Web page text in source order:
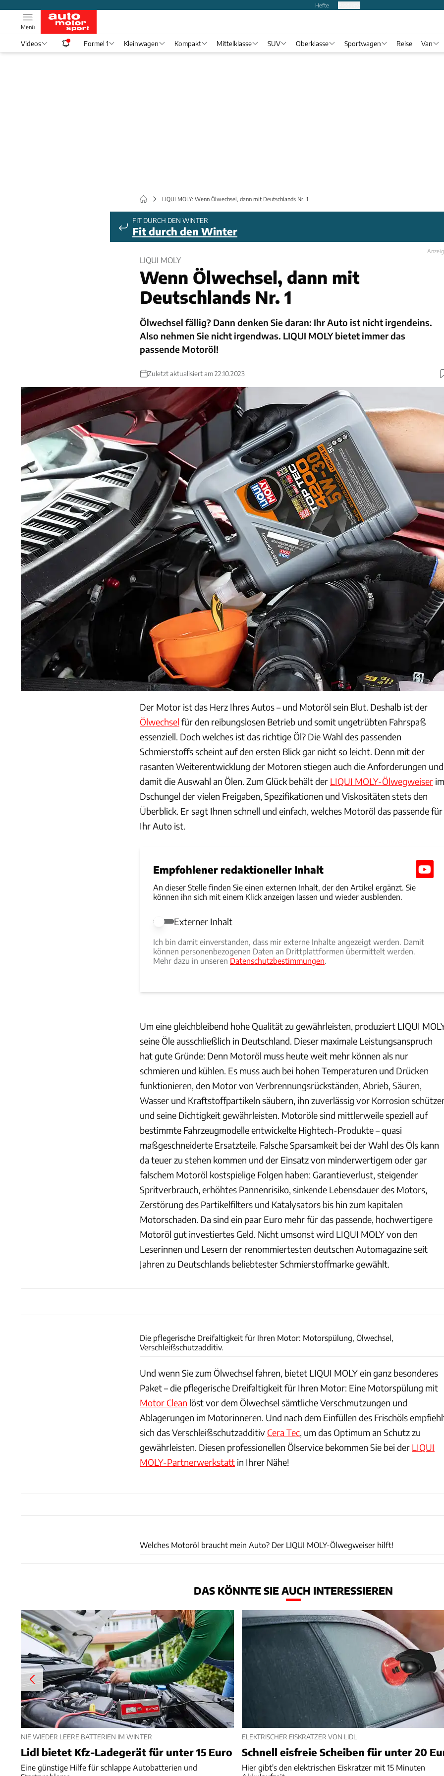
Hefte
Menü
Videos Formel 1 Kleinwagen Kompakt Mittelklasse SUV Oberklasse Sportwagen Reise Van
LIQUI MOLY: Wenn Ölwechsel, dann mit Deutschlands Nr. 1
FIT DURCH DEN WINTER
Fit durch den Winter
LIQUI MOLY
Wenn Ölwechsel, dann mit
Deutschlands Nr. 1
Ölwechsel fällig? Dann denken Sie daran: Ihr Auto ist nicht irgendeins.
Also nehmen Sie nicht irgendwas. LIQUI MOLY bietet immer das
passende Motoröl!
Zuletzt aktualisiert am 22.10.2023
Der Motor ist das Herz Ihres Autos – und Motoröl sein Blut. Deshalb ist der
Ölwechsel für den reibungslosen Betrieb und somit ungetrübten Fahrspaß
essenziell. Doch welches ist das richtige Öl? Die Wahl des passenden
Schmierstoffs scheint auf den ersten Blick gar nicht so leicht. Denn mit der
rasanten Weiterentwicklung der Motoren stiegen auch die Anforderungen und
damit die Auswahl an Ölen. Zum Glück behält der LIQUI MOLY-Ölwegweiser im
Dschungel der vielen Freigaben, Spezifikationen und Viskositäten stets den
Überblick. Er sagt Ihnen schnell und einfach, welches Motoröl das passende für
Ihr Auto ist.
Empfohlener redaktioneller Inhalt
An dieser Stelle finden Sie einen externen Inhalt, der den Artikel ergänzt. Sie
können ihn sich mit einem Klick anzeigen lassen und wieder ausblenden.
Externer Inhalt erlauben
Externer Inhalt
Ich bin damit einverstanden, dass mir externe Inhalte angezeigt werden. Damit
können personenbezogenen Daten an Drittplattformen übermittelt werden.
Mehr dazu in unseren Datenschutzbestimmungen.
Um eine gleichbleibend hohe Qualität zu gewährleisten, produziert LIQUI
seine Öle ausschließlich in Deutschland. Dieser maximale Leistungsanspruch
hat gute Gründe: Denn Motoröl muss heute weit mehr können als nur
schmieren und kühlen. Es muss auch bei hohen Temperaturen und Drücken
funktionieren, den Motor von Verbrennungsrückständen, Abrieb, Säuren,
Wasser und Kraftstoffpartikeln säubern, ihn zuverlässig vor Korrosion
und seine Dichtigkeit gewährleisten. Motoröle sind mittlerweile speziell auf
bestimmte Fahrzeugmodelle entwickelte Hightech-Produkte – quasi
maßgeschneiderte Ersatzteile. Falsche Sparsamkeit bei der Wahl des Öls kann
da teuer zu stehen kommen und der Einsatz von minderwertigem oder gar
falschem Motoröl kostspielige Folgen haben: Garantieverlust, steigender
Spritverbrauch, erhöhtes Pannenrisiko, sinkende Lebensdauer des Motors,
Zerstörung des Partikelfilters und Katalysators bis hin zum kapitalen
Motorschaden. Da sind ein paar Euro mehr für das passende, hochwertigere
Motoröl gut investiertes Geld. Nicht umsonst wird LIQUI MOLY von den
Leserinnen und Lesern der renommiertesten deutschen Automagazine seit
Jahren zu Deutschlands beliebtester Schmierstoffmarke gewählt.
Die pflegerische Dreifaltigkeit für Ihren Motor: Motorspülung, Ölwechsel,
Verschleißschutzadditiv.
Und wenn Sie zum Ölwechsel fahren, bietet LIQUI MOLY ein ganz besonderes
Paket – die pflegerische Dreifaltigkeit für Ihren Motor: Eine Motorspülung mit
Motor Clean löst vor dem Ölwechsel sämtliche Verschmutzungen und
Ablagerungen im Motorinneren. Und nach dem Einfüllen des Frischöls
sich das Verschleißschutzadditiv Cera Tec, um das Optimum an Schutz zu
gewährleisten. Diesen professionellen Ölservice bekommen Sie bei der LIQUI
MOLY-Partnerwerkstatt in Ihrer Nähe!
Welches Motoröl braucht mein Auto? Der LIQUI MOLY-Ölwegweiser hilft!
DAS KÖNNTE SIE AUCH INTERESSIEREN
NIE WIEDER LEERE BATTERIEN IM WINTER
Lidl bietet Kfz-Ladegerät für unter 15 Euro
Eine günstige Hilfe für schlappe Autobatterien und
ELEKTRISCHER EISKRATZER VON LIDL
Schnell eisfreie Scheiben für unter 20
Hier gibt's den elektrischen Eiskratzer mit 15 Minuten